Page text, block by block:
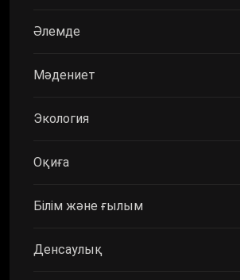
Әлемде
Мәдениет
Экология
Оқиға
Білім және ғылым
Денсаулық